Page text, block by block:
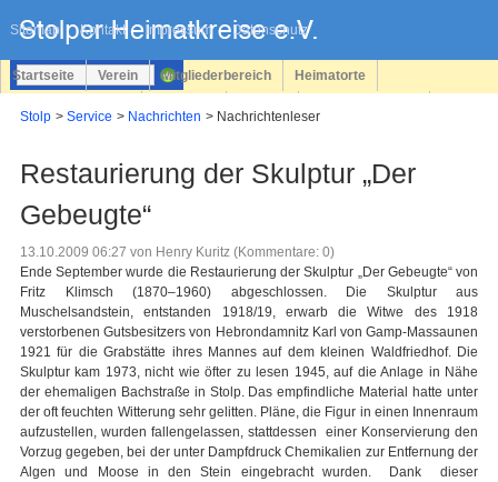
Sitemap Kontakt Impressum Datenschutz
überspringen
Startseite Verein Mitgliederbereich Heimatorte
Stolp Service Nachrichten Nachrichtenleser
Restaurierung der Skulptur „Der
Gebeugte“
13.10.2009 06:27 von Henry Kuritz (Kommentare: 0)
Ende September wurde die Restaurierung der Skulptur „Der Gebeugte“ von
Fritz Klimsch (1870–1960) abgeschlossen. Die Skulptur aus
Muschelsandstein, entstanden 1918/19, erwarb die Witwe des 1918
verstorbenen Gutsbesitzers von Hebrondamnitz Karl von Gamp-Massaunen
1921 für die Grabstätte ihres Mannes auf dem kleinen Waldfriedhof. Die
Skulptur kam 1973, nicht wie öfter zu lesen 1945, auf die Anlage in Nähe
der ehemaligen Bachstraße in Stolp. Das empfindliche Material hatte unter
der oft feuchten Witterung sehr gelitten. Pläne, die Figur in einen Innenraum
aufzustellen, wurden fallengelassen, stattdessen einer Konservierung den
Vorzug gegeben, bei der unter Dampfdruck Chemikalien zur Entfernung der
Algen und Moose in den Stein eingebracht wurden. Dank dieser